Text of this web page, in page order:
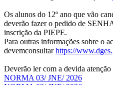
Os alunos do 12º ano que vão
deverão fazer o pedido de
inscrição da PIEPE.
Para outras informações sobre o
devemconsultarhttps://
Deverão ler com a devida atenção
NORMA 03/ JNE/ 2026